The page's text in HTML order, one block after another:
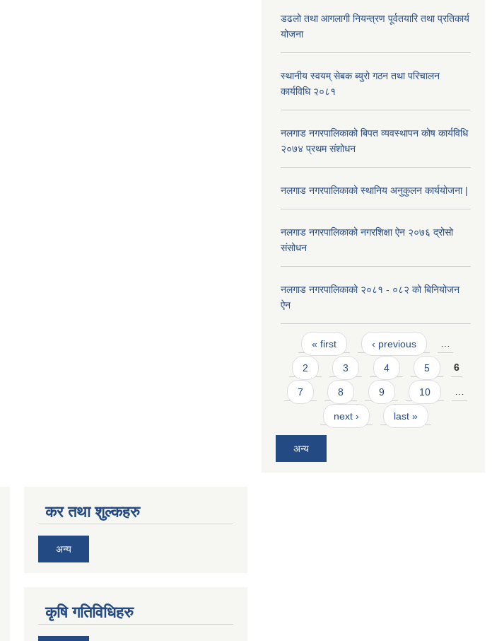
डढलो तथा आगलागी नियन्त्रण पूर्वतयारि तथा प्रतिकार्य
योजना
स्थानीय स्वयम् सेबक ब्युरो गठन तथा परिचालन
कार्यविधि २०८१
नलगाड नगरपालिकाको बिपत व्यवस्थापन कोष कार्यविधि
२०७४ प्रथम संशोधन
नलगाड नगरपालिकाको स्थानिय अनुकुलन कार्ययोजना |
नलगाड नगरपालिकाको नगरशिक्षा ऐन २०७६ द्रोसो
संसोधन
नलगाड नगरपालिकाको २०८१ - ०८२ को बिनियोजन
ऐन
Pages
« first ‹ previous …
2 3 4 5 6
7 8 9 10 …
next › last »
अन्य
कर तथा शुल्कहरु
अन्य
कृषि गतिविधिहरु